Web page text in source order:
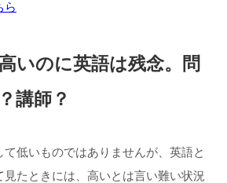
ら
いのに英語は残念。問
講師？
て低いものではありませんが、英語と
たときには、高いとは言い難い状況